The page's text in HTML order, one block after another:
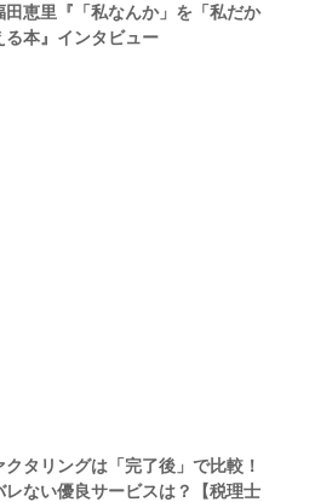
田恵里『「私なんか」を「私だか
る本』インタビュー
タリングは「完了後」で比較！
レない優良サービスは？【税理士